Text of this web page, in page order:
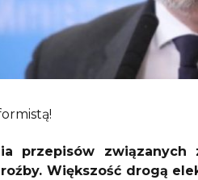
przepisów
Większość drogą